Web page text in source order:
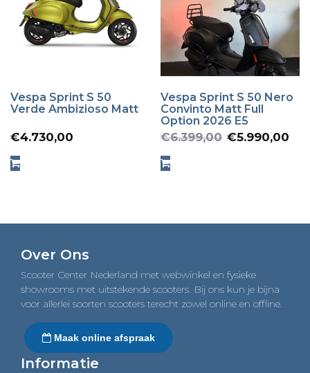
Vespa Sprint S 50
Verde Ambizioso Matt
€4.730,00
Vespa Sprint S 50 Nero
Convinto Matt Full
Option 2026 E5
€6.399,00 €5.990,00
Over Ons
Scooter Center Nederland met webwinkel en fysieke
showrooms met uitstekende scooters. Bij ons kun je bijna
voor allerlei soorten scooters terecht zowel online en offline.
Maak online afspraak
Informatie